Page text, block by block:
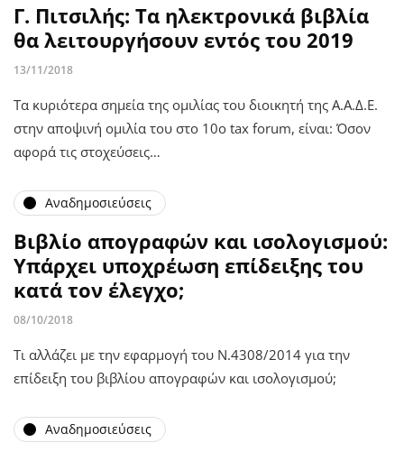
Γ. Πιτσιλής: Τα ηλεκτρονικά βιβλία
θα λειτουργήσουν εντός του 2019
13/11/2018
Τα κυριότερα σημεία της ομιλίας του διοικητή της Α.Α.Δ.Ε.
στην αποψινή ομιλία του στο 10ο tax forum, είναι: Όσον
αφορά τις στοχεύσεις…
Αναδημοσιεύσεις
Βιβλίο απογραφών και ισολογισμού:
Υπάρχει υποχρέωση επίδειξης του
κατά τον έλεγχο;
08/10/2018
Τι αλλάζει με την εφαρμογή του Ν.4308/2014 για την
επίδειξη του βιβλίου απογραφών και ισολογισμού;
Αναδημοσιεύσεις